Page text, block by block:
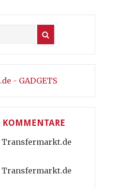
- GADGETS
KOMMENTARE
Transfermarkt.de
Transfermarkt.de